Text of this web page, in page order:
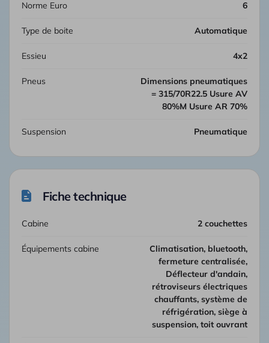
Norme Euro 6
Type de boite automatique
Essieu 4x2
Pneus
Dimensions pneumatiques
= 315/70R22.5 Usure AV
80%M Usure AR 70%
Suspension Pneumatique
Fiche technique
Cabine 2 couchettes
Équipements cabine
climatisation, bluetooth,
fermeture centralisée,
Déflecteur d'andain,
rétroviseurs électriques
chauffants, système de
réfrigération, siège à
suspension, toit ouvrant